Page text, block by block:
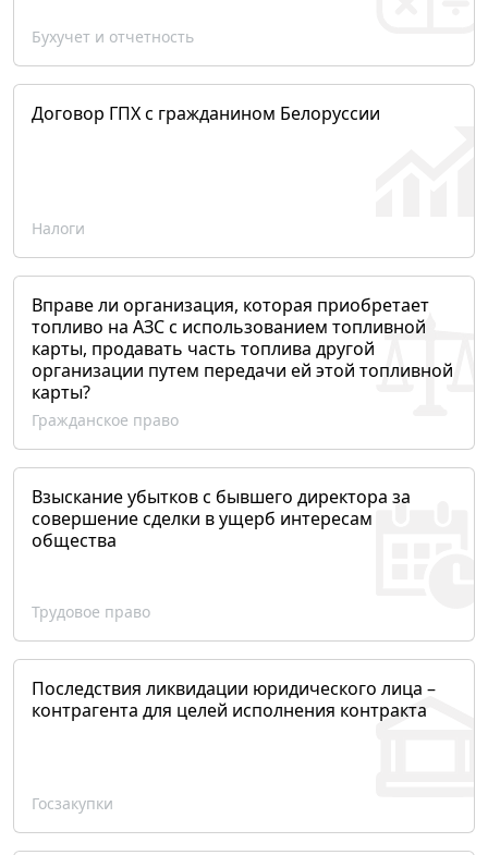
Бухучет и отчетность
Договор ГПХ с гражданином Белоруссии
Налоги
Вправе ли организация, которая приобретает
топливо на АЗС с использованием топливной
карты, продавать часть топлива другой
организации путем передачи ей этой топливной
карты?
Гражданское право
Взыскание убытков с бывшего директора за
совершение сделки в ущерб интересам
общества
Трудовое право
Последствия ликвидации юридического лица –
контрагента для целей исполнения контракта
Госзакупки